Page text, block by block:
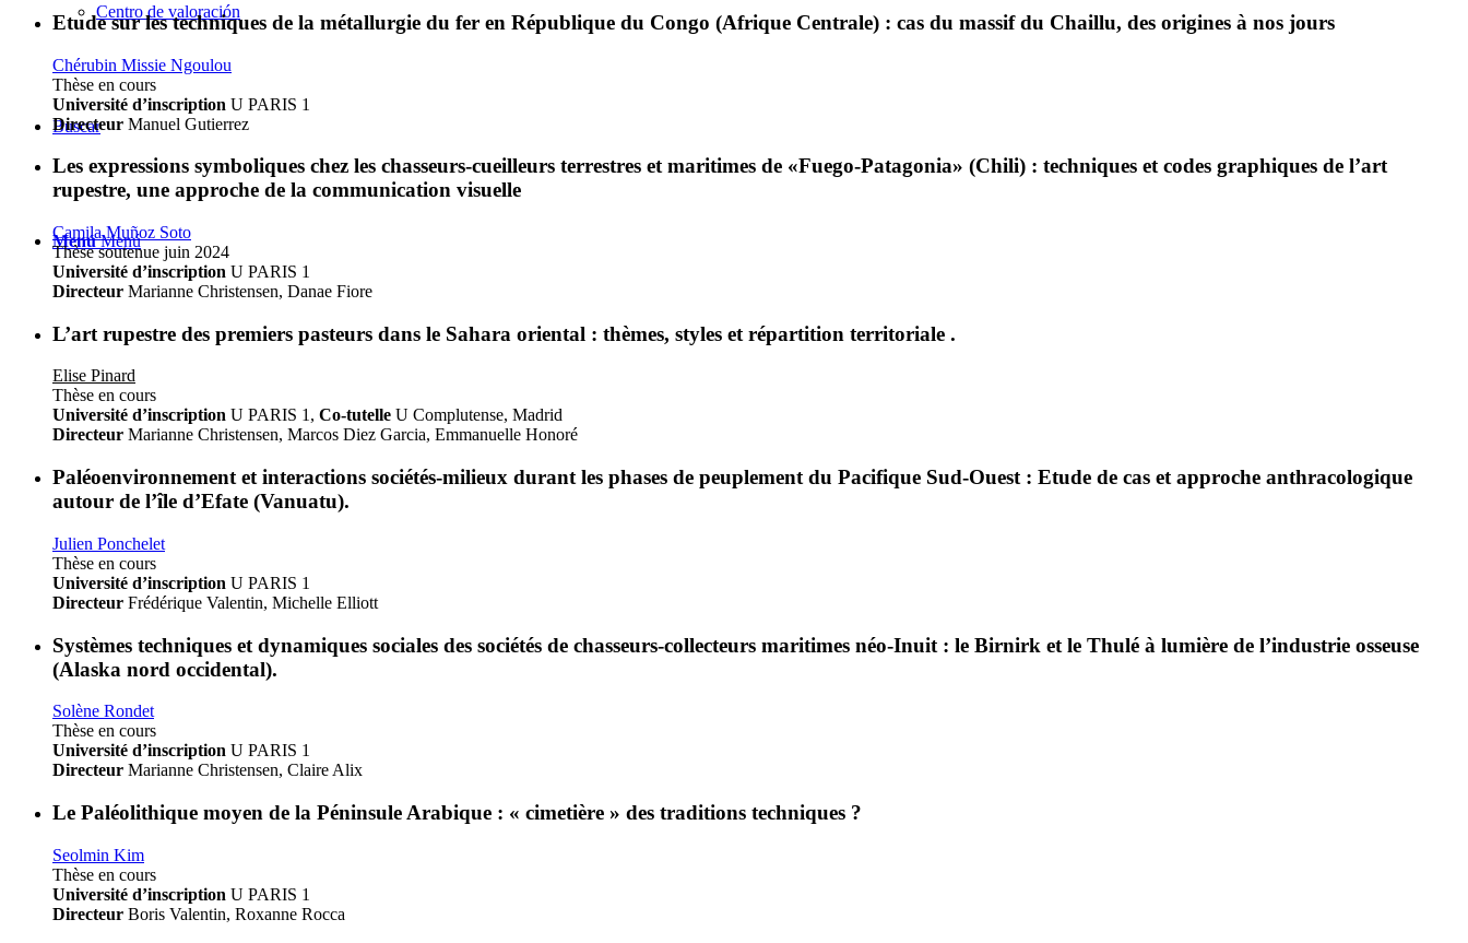
Centro de valoración
Buscar
Menú Menú
Etude sur les techniques de la métallurgie du fer en République du Congo (Afrique Centrale) : cas du massif du Chaillu, des origines à nos jours
Chérubin Missie Ngoulou
Thèse en cours
Université d’inscription U PARIS 1
Directeur Manuel Gutierrez
Les expressions symboliques chez les chasseurs-cueilleurs terrestres et maritimes de «Fuego-Patagonia» (Chili) : techniques et codes graphiques de l’art
rupestre, une approche de la communication visuelle
Camila Muñoz Soto
Thèse soutenue juin 2024
Université d’inscription U PARIS 1
Directeur Marianne Christensen, Danae Fiore
L’art rupestre des premiers pasteurs dans le Sahara oriental : thèmes, styles et répartition territoriale .
Elise Pinard
Thèse en cours
Université d’inscription U PARIS 1, Co-tutelle U Complutense, Madrid
Directeur Marianne Christensen, Marcos Diez Garcia, Emmanuelle Honoré
Paléoenvironnement et interactions sociétés-milieux durant les phases de peuplement du Pacifique Sud-Ouest : Etude de cas et approche anthracologique
autour de l’île d’Efate (Vanuatu).
Julien Ponchelet
Thèse en cours
Université d’inscription U PARIS 1
Directeur Frédérique Valentin, Michelle Elliott
Systèmes techniques et dynamiques sociales des sociétés de chasseurs-collecteurs maritimes néo-Inuit : le Birnirk et le Thulé à lumière de l’industrie osseuse
(Alaska nord occidental).
Solène Rondet
Thèse en cours
Université d’inscription U PARIS 1
Directeur Marianne Christensen, Claire Alix
Le Paléolithique moyen de la Péninsule Arabique : « cimetière » des traditions techniques ?
Seolmin Kim
Thèse en cours
Université d’inscription U PARIS 1
Directeur Boris Valentin, Roxanne Rocca